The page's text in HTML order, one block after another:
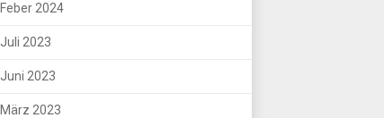
Feber 2024
Juli 2023
Juni 2023
März 2023